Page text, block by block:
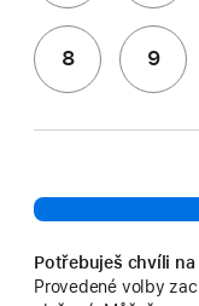
8 9
Potřebuješ chvíli
Provedené volby